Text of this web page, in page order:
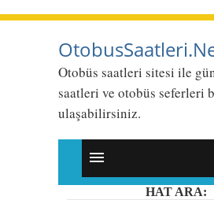
Otobüs saatleri sitesi ile
saatleri ve otobüs seferleri
ulaşabilirsiniz.
HAT ARA: